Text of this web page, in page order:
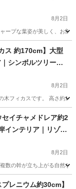
8月2日
ープな葉姿が美しく、お
ツリー
ス 約170cm】大型
シンボルツリー｜B
8月2日
木フィカスです。 高さ約
セイチャメドレア約2
インテリア｜リゾー
8月2日
数の幹が立ち上がる自然
レニウム約30cm】